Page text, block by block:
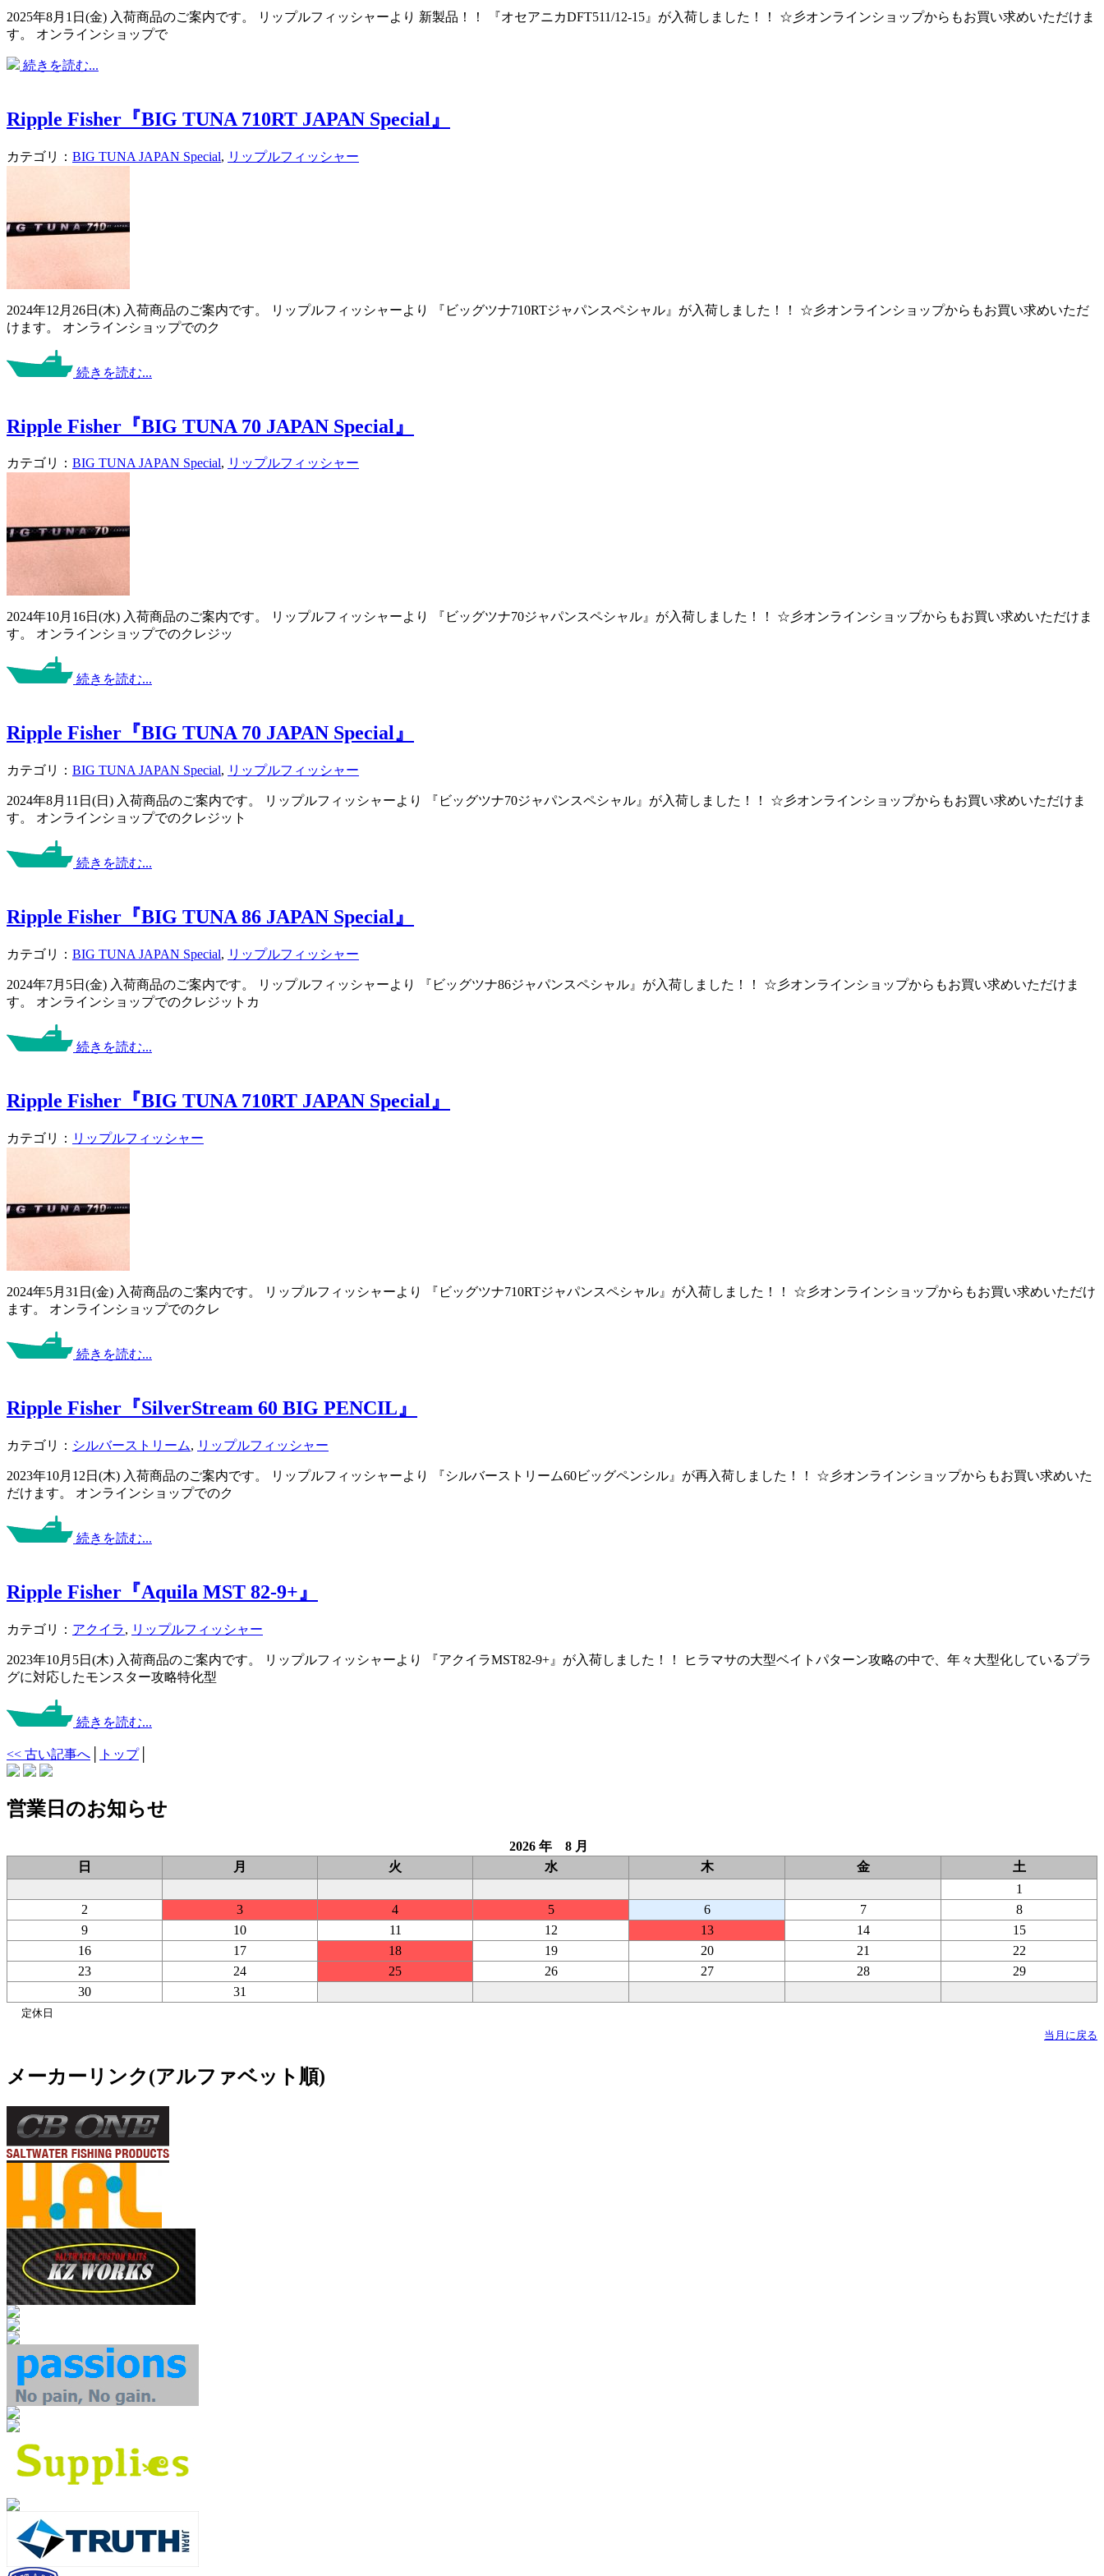
2025年8月1日(金) 入荷商品のご案内です。 リップルフィッシャーより 新製品！！ 『オセアニカDFT511/12-15』が入荷しました！！ ☆彡オンラインショップからもお買い求めいただけま
す。 オンラインショップで
続きを読む...
Ripple Fisher『BIG TUNA 710RT JAPAN Special』
カテゴリ： BIG TUNA JAPAN Special, リップルフィッシャー
2024年12月26日(木) 入荷商品のご案内です。 リップルフィッシャーより 『ビッグツナ710RTジャパンスペシャル』が入荷しました！！ ☆彡オンラインショップからもお買い求めいただ
けます。 オンラインショップでのク
続きを読む...
Ripple Fisher『BIG TUNA 70 JAPAN Special』
カテゴリ： BIG TUNA JAPAN Special, リップルフィッシャー
2024年10月16日(水) 入荷商品のご案内です。 リップルフィッシャーより 『ビッグツナ70ジャパンスペシャル』が入荷しました！！ ☆彡オンラインショップからもお買い求めいただけま
す。 オンラインショップでのクレジッ
続きを読む...
Ripple Fisher『BIG TUNA 70 JAPAN Special』
カテゴリ： BIG TUNA JAPAN Special, リップルフィッシャー
2024年8月11日(日) 入荷商品のご案内です。 リップルフィッシャーより 『ビッグツナ70ジャパンスペシャル』が入荷しました！！ ☆彡オンラインショップからもお買い求めいただけま
す。 オンラインショップでのクレジット
続きを読む...
Ripple Fisher『BIG TUNA 86 JAPAN Special』
カテゴリ： BIG TUNA JAPAN Special, リップルフィッシャー
2024年7月5日(金) 入荷商品のご案内です。 リップルフィッシャーより 『ビッグツナ86ジャパンスペシャル』が入荷しました！！ ☆彡オンラインショップからもお買い求めいただけま
す。 オンラインショップでのクレジットカ
続きを読む...
Ripple Fisher『BIG TUNA 710RT JAPAN Special』
カテゴリ： リップルフィッシャー
2024年5月31日(金) 入荷商品のご案内です。 リップルフィッシャーより 『ビッグツナ710RTジャパンスペシャル』が入荷しました！！ ☆彡オンラインショップからもお買い求めいただけ
ます。 オンラインショップでのクレ
続きを読む...
Ripple Fisher『SilverStream 60 BIG PENCIL』
カテゴリ： シルバーストリーム, リップルフィッシャー
2023年10月12日(木) 入荷商品のご案内です。 リップルフィッシャーより 『シルバーストリーム60ビッグペンシル』が再入荷しました！！ ☆彡オンラインショップからもお買い求めいた
だけます。 オンラインショップでのク
続きを読む...
Ripple Fisher『Aquila MST 82-9+』
カテゴリ： アクイラ, リップルフィッシャー
2023年10月5日(木) 入荷商品のご案内です。 リップルフィッシャーより 『アクイラMST82-9+』が入荷しました！！ ヒラマサの大型ベイトパターン攻略の中で、年々大型化しているプラ
グに対応したモンスター攻略特化型
続きを読む...
<< 古い記事へ トップ│
営業日のお知らせ
2026 年 8 月
日
月 火 水 木 金
土
1
2
3 4 5 6 7
8
9
10 11 12 13 14
15
16
17 18 19 20 21
22
23
24 25 26 27 28
29
30
31
定休日
当月に戻る
メーカーリンク(アルファベット順)